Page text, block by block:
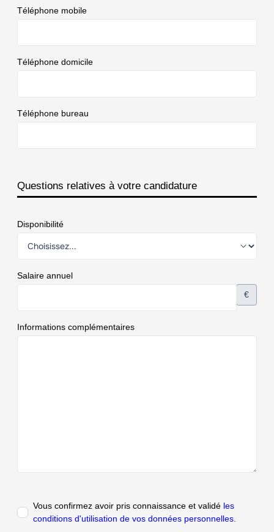
Téléphone mobile
Téléphone domicile
Téléphone bureau
Questions relatives à votre candidature
Disponibilité
Salaire annuel
€
Informations complémentaires
Vous confirmez avoir pris connaissance et validé les
conditions d'utilisation de vos données personnelles.